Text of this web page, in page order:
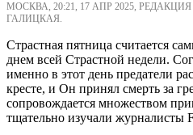
МОСКВА, 20:21, 17 АПР 2025,
ГАЛИЦКАЯ.
Страстная пятница считается
днем всей Страстной недели.
именно в этот день предатели
кресте, и Он принял смерть за
сопровождается множеством
тщательно изучали журналисты